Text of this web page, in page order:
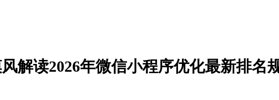
解读2026年微信小程序优化最新排名